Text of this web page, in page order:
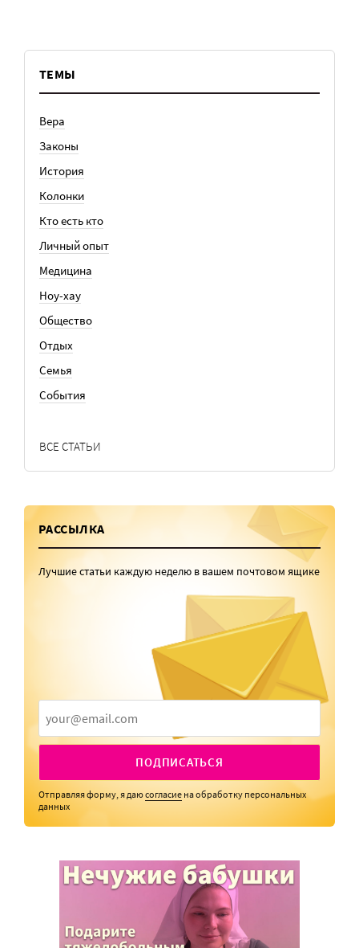
ТЕМЫ
Вера
Законы
История
Колонки
Кто есть кто
Личный опыт
Медицина
Ноу-хау
Общество
Отдых
Семья
События
ВСЕ СТАТЬИ
РАССЫЛКА
Лучшие статьи каждую неделю в вашем почтовом ящике
ПОДПИСАТЬСЯ
Отправляя форму, я даюсогласие на обработку персональных
данных